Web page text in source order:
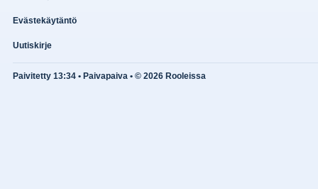
Evästekäytäntö
Uutiskirje
Paivitetty 13:34 • Paivapaiva • © 2026 Rooleissa